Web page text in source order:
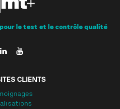
le test et le contrôle qualité
CLIENTS